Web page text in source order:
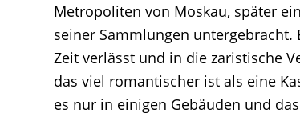
Metropoliten von Moskau, später
seiner Sammlungen
Zeit verlässt und in die zaristische
das viel romantischer ist als eine
es nur in einigen Gebäuden und